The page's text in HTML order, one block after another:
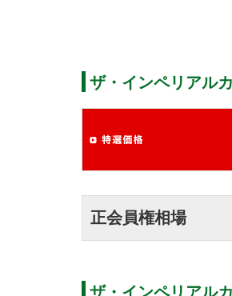
ザ・インペリアル
正会員権相場
ザ・インペリアル